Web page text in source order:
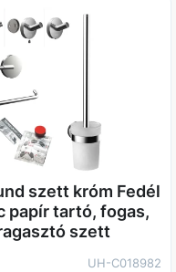
szett króm Fedél
papír tartó, fogas,
szett
UH-C018982